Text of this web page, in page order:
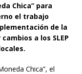
Chica” para
el trabajo
de la
a los SLEP
Chica”, el